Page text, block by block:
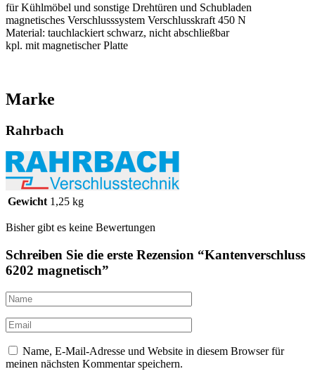
für Kühlmöbel und sonstige Drehtüren und Schubladen
magnetisches Verschlusssystem Verschlusskraft 450 N
Material: tauchlackiert schwarz, nicht abschließbar
kpl. mit magnetischer Platte
Marke
Rahrbach
Gewicht 1,25 kg
Bisher gibt es keine Bewertungen
Schreiben Sie die erste Rezension “Kantenverschluss
6202 magnetisch”
Name, E-Mail-Adresse und Website in diesem Browser für
meinen nächsten Kommentar speichern.